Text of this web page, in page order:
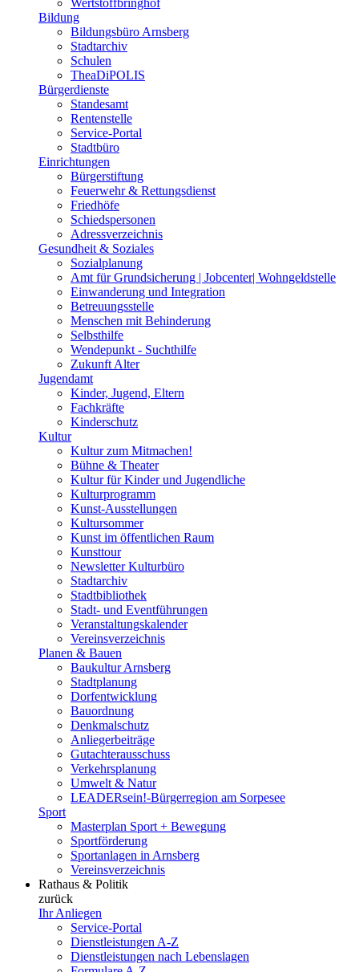
Wertstoffbringhof
Bildung
Bildungsbüro Arnsberg
Stadtarchiv
Schulen
TheaDiPOLIS
Bürgerdienste
Standesamt
Rentenstelle
Service-Portal
Stadtbüro
Einrichtungen
Bürgerstiftung
Feuerwehr & Rettungsdienst
Friedhöfe
Schiedspersonen
Adressverzeichnis
Gesundheit & Soziales
Sozialplanung
Amt für Grundsicherung | Jobcenter| Wohngeldstelle
Einwanderung und Integration
Betreuungsstelle
Menschen mit Behinderung
Selbsthilfe
Wendepunkt - Suchthilfe
Zukunft Alter
Jugendamt
Kinder, Jugend, Eltern
Fachkräfte
Kinderschutz
Kultur
Kultur zum Mitmachen!
Bühne & Theater
Kultur für Kinder und Jugendliche
Kulturprogramm
Kunst-Ausstellungen
Kultursommer
Kunst im öffentlichen Raum
Kunsttour
Newsletter Kulturbüro
Stadtarchiv
Stadtbibliothek
Stadt- und Eventführungen
Veranstaltungskalender
Vereinsverzeichnis
Planen & Bauen
Baukultur Arnsberg
Stadtplanung
Dorfentwicklung
Bauordnung
Denkmalschutz
Anliegerbeiträge
Gutachterausschuss
Verkehrsplanung
Umwelt & Natur
LEADERsein!-Bürgerregion am Sorpesee
Sport
Masterplan Sport + Bewegung
Sportförderung
Sportanlagen in Arnsberg
Vereinsverzeichnis
Rathaus & Politik
zurück
Ihr Anliegen
Service-Portal
Dienstleistungen A-Z
Dienstleistungen nach Lebenslagen